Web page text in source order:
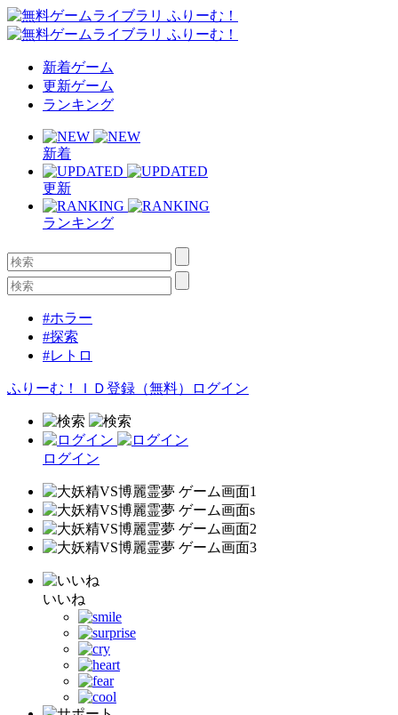
新着ゲーム
更新ゲーム
ランキング
新着
更新
ランキング
#ホラー
#探索
#レトロ
ふりーむ！ＩＤ登録（無料） ログイン
ログイン
いいね